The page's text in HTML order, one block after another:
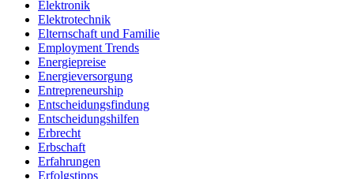
Elektronik
Elektrotechnik
Elternschaft und Familie
Employment Trends
Energiepreise
Energieversorgung
Entrepreneurship
Entscheidungsfindung
Entscheidungshilfen
Erbrecht
Erbschaft
Erfahrungen
Erfolgstipps